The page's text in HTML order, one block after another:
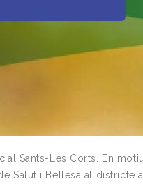
Sants-Les Corts. En
Salut i Bellesa al districte